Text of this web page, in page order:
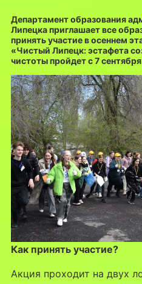
Департамент образования
Липецка приглашает все
принять участие в осеннем
«Чистый Липецк: эстафета
чистоты пройдет с 7
Как принять участие?
Акция проходит на двух